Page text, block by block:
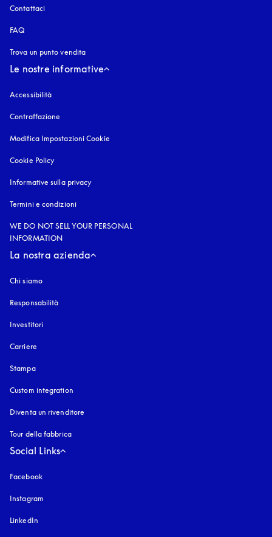
Contattaci
FAQ
Trova un punto vendita
Le nostre informative
Accessibilità
Contraffazione
Modifica Impostazioni Cookie
Cookie Policy
Informative sulla privacy
Termini e condizioni
WE DO NOT SELL YOUR PERSONAL
INFORMATION
La nostra azienda
Chi siamo
Responsabilità
Investitori
Carriere
Stampa
Custom integration
Diventa un rivenditore
Tour della fabbrica
Social Links
Facebook
Instagram
LinkedIn